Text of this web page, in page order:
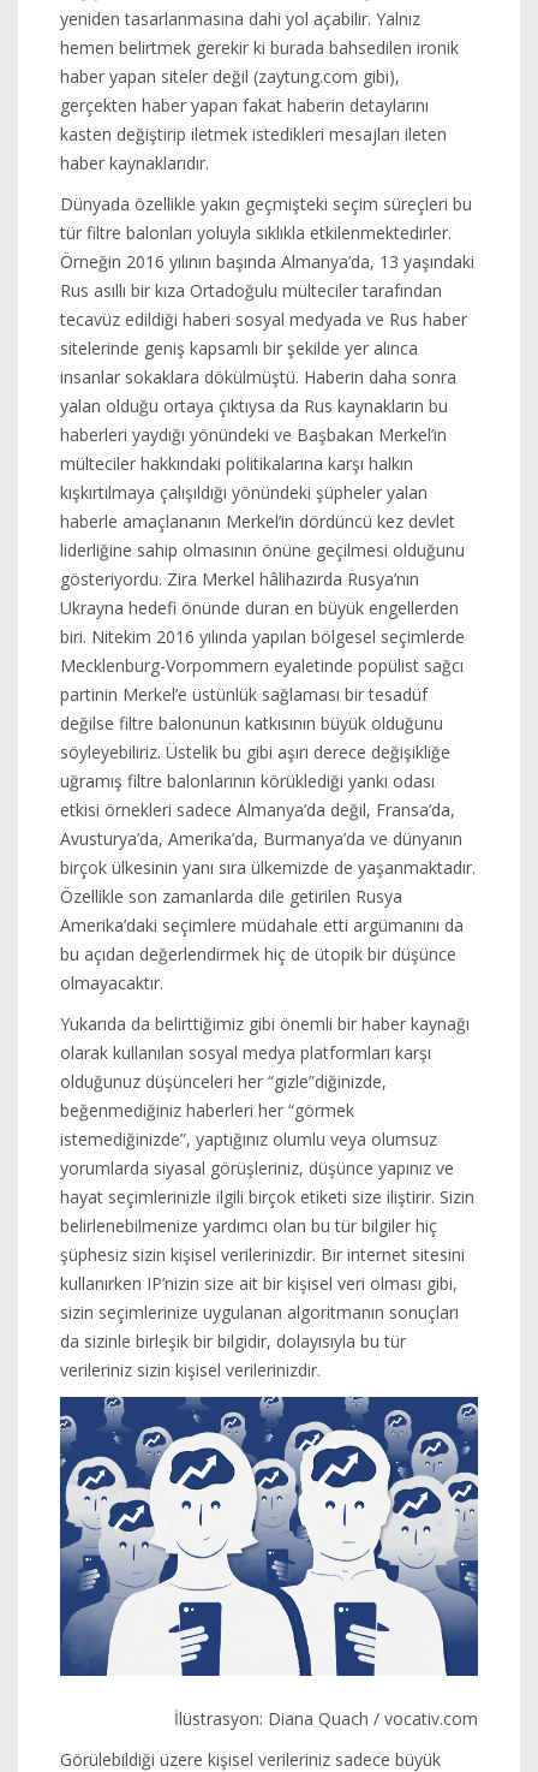
yeniden tasarlanmasına dahi yol açabilir. Yalnız
hemen belirtmek gerekir ki burada bahsedilen ironik
haber yapan siteler değil (zaytung.com gibi),
gerçekten haber yapan fakat haberin detaylarını
kasten değiştirip iletmek istedikleri mesajları ileten
haber kaynaklarıdır.
Dünyada özellikle yakın geçmişteki seçim süreçleri bu
tür filtre balonları yoluyla sıklıkla etkilenmektedirler.
Örneğin 2016 yılının başında Almanya’da, 13 yaşındaki
Rus asıllı bir kıza Ortadoğulu mülteciler tarafından
tecavüz edildiği haberi sosyal medyada ve Rus haber
sitelerinde geniş kapsamlı bir şekilde yer alınca
insanlar sokaklara dökülmüştü. Haberin daha sonra
yalan olduğu ortaya çıktıysa da Rus kaynakların bu
haberleri yaydığı yönündeki ve Başbakan Merkel’in
mülteciler hakkındaki politikalarına karşı halkın
kışkırtılmaya çalışıldığı yönündeki şüpheler yalan
haberle amaçlananın Merkel’in dördüncü kez devlet
liderliğine sahip olmasının önüne geçilmesi olduğunu
gösteriyordu. Zira Merkel hâlihazırda Rusya’nın
Ukrayna hedefi önünde duran en büyük engellerden
biri. Nitekim 2016 yılında yapılan bölgesel seçimlerde
Mecklenburg-Vorpommern eyaletinde popülist sağcı
partinin Merkel’e üstünlük sağlaması bir tesadüf
değilse filtre balonunun katkısının büyük olduğunu
söyleyebiliriz. Üstelik bu gibi aşırı derece değişikliğe
uğramış filtre balonlarının körüklediği yankı odası
etkisi örnekleri sadece Almanya’da değil, Fransa’da,
Avusturya’da, Amerika’da, Burmanya’da ve dünyanın
birçok ülkesinin yanı sıra ülkemizde de yaşanmaktadır.
Özellikle son zamanlarda dile getirilen Rusya
Amerika’daki seçimlere müdahale etti argümanını da
bu açıdan değerlendirmek hiç de ütopik bir düşünce
olmayacaktır.
Yukarıda da belirttiğimiz gibi önemli bir haber kaynağı
olarak kullanılan sosyal medya platformları karşı
olduğunuz düşünceleri her “gizle”diğinizde,
beğenmediğiniz haberleri her “görmek
istemediğinizde”, yaptığınız olumlu veya olumsuz
yorumlarda siyasal görüşleriniz, düşünce yapınız ve
hayat seçimlerinizle ilgili birçok etiketi size iliştirir. Sizin
belirlenebilmenize yardımcı olan bu tür bilgiler hiç
şüphesiz sizin kişisel verilerinizdir. Bir internet sitesini
kullanırken IP’nizin size ait bir kişisel veri olması gibi,
sizin seçimlerinize uygulanan algoritmanın sonuçları
da sizinle birleşik bir bilgidir, dolayısıyla bu tür
verileriniz sizin kişisel verilerinizdir.
İlüstrasyon: Diana Quach / vocativ.com
Görülebildiği üzere kişisel verileriniz sadece büyük